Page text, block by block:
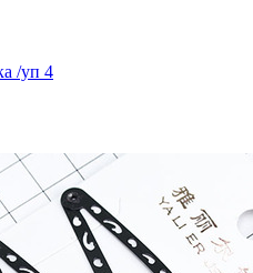
/уп 4